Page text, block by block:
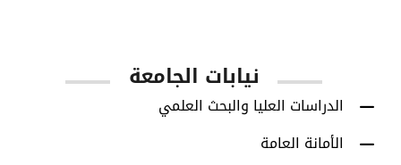
نيابات الجامعة
الدراسات العليا والبحث العلمي
الأمانة العامة